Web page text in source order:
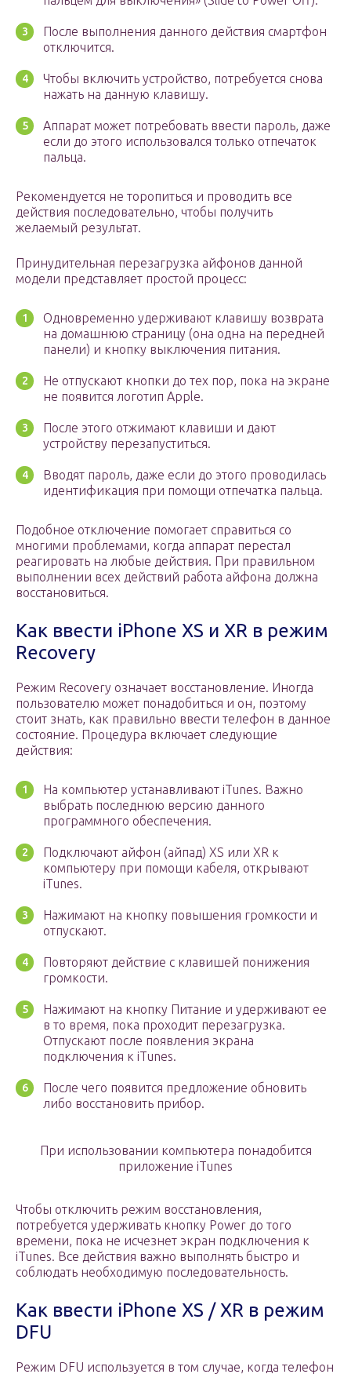
После выполнения данного действия смартфон
отключится.
Чтобы включить устройство, потребуется снова
нажать на данную клавишу.
Аппарат может потребовать ввести пароль, даже
если до этого использовался только отпечаток
пальца.
Рекомендуется не торопиться и проводить все
действия последовательно, чтобы получить
желаемый результат.
Принудительная перезагрузка айфонов данной
модели представляет простой процесс:
Одновременно удерживают клавишу возврата
на домашнюю страницу (она одна на передней
панели) и кнопку выключения питания.
Не отпускают кнопки до тех пор, пока на экране
не появится логотип Apple.
После этого отжимают клавиши и дают
устройству перезапуститься.
Вводят пароль, даже если до этого проводилась
идентификация при помощи отпечатка пальца.
Подобное отключение помогает справиться со
многими проблемами, когда аппарат перестал
реагировать на любые действия. При правильном
выполнении всех действий работа айфона должна
восстановиться.
Как ввести iPhone XS и XR в режим
Recovery
Режим Recovery означает восстановление. Иногда
пользователю может понадобиться и он, поэтому
стоит знать, как правильно ввести телефон в данное
состояние. Процедура включает следующие
действия:
На компьютер устанавливают iTunes. Важно
выбрать последнюю версию данного
программного обеспечения.
Подключают айфон (айпад) XS или XR к
компьютеру при помощи кабеля, открывают
iTunes.
Нажимают на кнопку повышения громкости и
отпускают.
Повторяют действие с клавишей понижения
громкости.
Нажимают на кнопку Питание и удерживают ее
в то время, пока проходит перезагрузка.
Отпускают после появления экрана
подключения к iTunes.
После чего появится предложение обновить
либо восстановить прибор.
При использовании компьютера понадобится
приложение iTunes
Чтобы отключить режим восстановления,
потребуется удерживать кнопку Power до того
времени, пока не исчезнет экран подключения к
iTunes. Все действия важно выполнять быстро и
соблюдать необходимую последовательность.
Как ввести iPhone XS / XR в режим
DFU
Режим DFU используется в том случае, когда телефон